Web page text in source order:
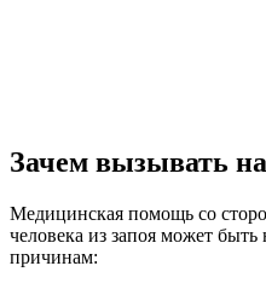
Зачем вызывать
Медицинская помощь со
человека из запоя может
причинам: